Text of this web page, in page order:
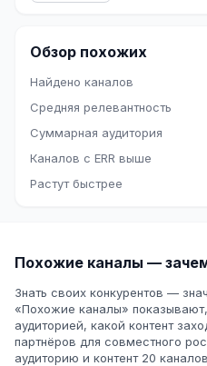
Обзор похожих
Найдено каналов
Средняя релевантность
Суммарная аудитория
Каналов с ERR выше
Растут быстрее
Похожие каналы —
Знать своих конкурентов —
«Похожие каналы»
аудиторией, какой контент
партнёров для совместного
аудиторию и контент 20